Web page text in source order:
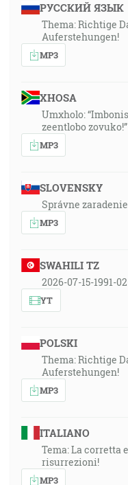
РУССКИЙ ЯЗЫК
Thema: Richtige
Auferstehungen!
MP3
XHOSA
Umxholo:
zeentlobo zovuko!”
MP3
SLOVENSKY
Správne
MP3
SWAHILI TZ
2026-07-15-1991-
YT
POLSKI
Thema: Richtige
Auferstehungen!
MP3
ITALIANO
Tema: La corretta
risurrezioni!
MP3